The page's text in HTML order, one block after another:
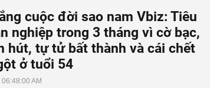
cuộc đời sao nam Vbiz: Tiêu
nghiệp trong 3 tháng vì cờ bạc,
hút, tự tử bất thành và cái chết
ở tuổi 54
AM